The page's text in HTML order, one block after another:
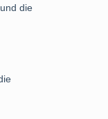
die